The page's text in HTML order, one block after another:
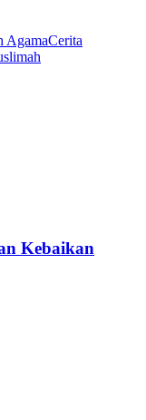
AgamaCerita
Kebaikan